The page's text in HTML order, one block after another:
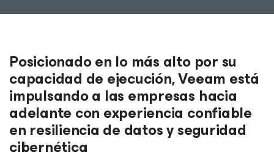
Posicionado en lo más alto por su
capacidad de ejecución, Veeam está
impulsando a las empresas hacia
adelante con experiencia confiable
en resiliencia de datos y seguridad
cibernética